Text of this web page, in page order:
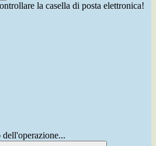
la casella di posta elettronica!